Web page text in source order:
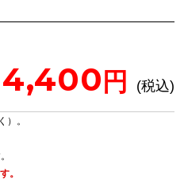
4,400
）。
。